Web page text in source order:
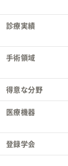
診療実績
手術領域
得意な分野
医療機器
登録学会